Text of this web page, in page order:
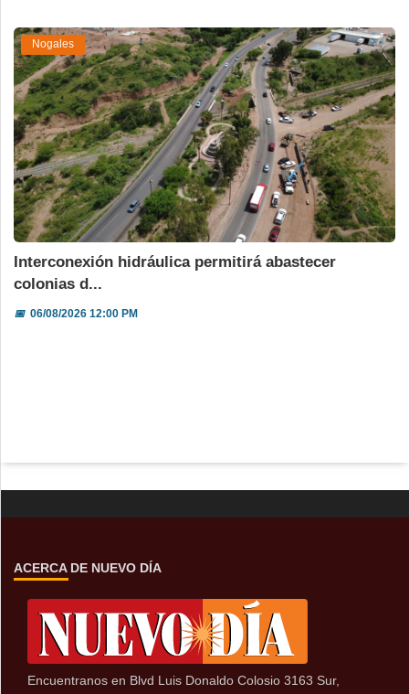
Nogales
Interconexión hidráulica permitirá abastecer
colonias d...
📅06/08/2026 12:00 PM
ACERCA DE NUEVO DÍA
Encuentranos en Blvd Luis Donaldo Colosio 3163 Sur,